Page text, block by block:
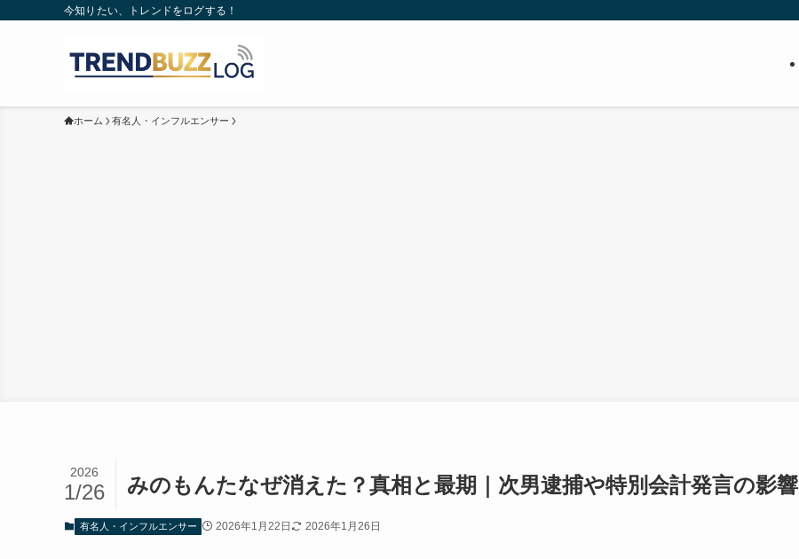
今知りたい、トレンドをログする！
ホーム 有名人・インフルエンサー
みのもんたなぜ消えた？真相と最期｜次男逮捕や特別会計発言の影響
2026
1/26
有名人・インフルエンサー 2026年1月22日 2026年1月26日